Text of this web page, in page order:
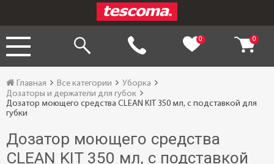
0 0
Главная Все категории
Уборка
Дозаторы и держатели для губок
Дозатор моющего средства CLEAN KIT 350 мл, с подставкой для
губки
Дозатор моющего средства
CLEAN KIT 350 мл, с подставкой